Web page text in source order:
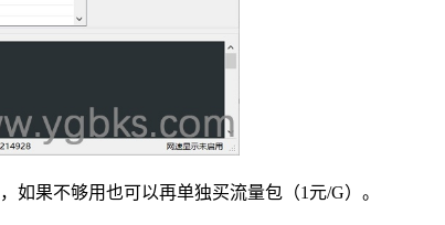
如果不够用也可以再单独买流量包（1元/G）。